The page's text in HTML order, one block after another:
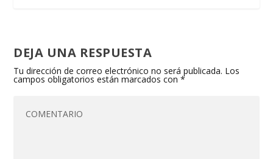
DEJA UNA RESPUESTA
Tu dirección de correo electrónico no será publicada. Los
campos obligatorios están marcados con*